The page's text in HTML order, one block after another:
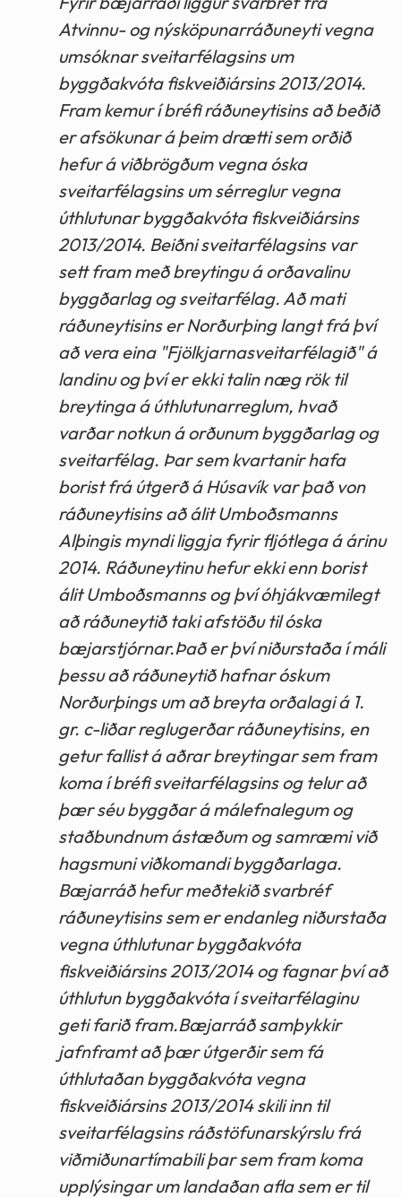
Atvinnu- og nýsköpunarráðuneyti vegna
umsóknar sveitarfélagsins um
byggðakvóta fiskveiðiársins 2013/2014.
Fram kemur í bréfi ráðuneytisins að beðið
er afsökunar á þeim drætti sem orðið
hefur á viðbrögðum vegna óska
sveitarfélagsins um sérreglur vegna
úthlutunar byggðakvóta fiskveiðiársins
2013/2014. Beiðni sveitarfélagsins var
sett fram með breytingu á orðavalinu
byggðarlag og sveitarfélag. Að mati
ráðuneytisins er Norðurþing langt frá því
að vera eina "Fjölkjarnasveitarfélagið" á
landinu og því er ekki talin næg rök til
breytinga á úthlutunarreglum, hvað
varðar notkun á orðunum byggðarlag og
sveitarfélag. Þar sem kvartanir hafa
borist frá útgerð á Húsavík var það von
ráðuneytisins að álit Umboðsmanns
Alþingis myndi liggja fyrir fljótlega á árinu
2014. Ráðuneytinu hefur ekki enn borist
álit Umboðsmanns og því óhjákvæmilegt
að ráðuneytið taki afstöðu til óska
bæjarstjórnar.Það er því niðurstaða í máli
þessu að ráðuneytið hafnar óskum
Norðurþings um að breyta orðalagi á 1.
gr. c-liðar reglugerðar ráðuneytisins, en
getur fallist á aðrar breytingar sem fram
koma í bréfi sveitarfélagsins og telur að
þær séu byggðar á málefnalegum og
staðbundnum ástæðum og samræmi við
hagsmuni viðkomandi byggðarlaga.
Bæjarráð hefur meðtekið svarbréf
ráðuneytisins sem er endanleg niðurstaða
vegna úthlutunar byggðakvóta
fiskveiðiársins 2013/2014 og fagnar því að
úthlutun byggðakvóta í sveitarfélaginu
geti farið fram.Bæjarráð samþykkir
jafnframt að þær útgerðir sem fá
úthlutaðan byggðakvóta vegna
fiskveiðiársins 2013/2014 skili inn til
sveitarfélagsins ráðstöfunarskýrslu frá
viðmiðunartímabili þar sem fram koma
upplýsingar um landaðan afla sem er til